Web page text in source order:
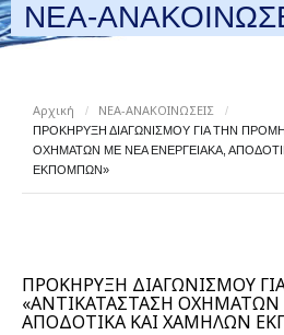
ΝΕΑ-
Αρχική / ΝΕΑ-ΑΝΑΚΟΙΝΩΣΕΙΣ
/
ΠΡΟΚΗΡΥΞΗ ΔΙΑΓΩΝΙΣΜΟΥ ΓΙΑ ΤΗΝ
ΟΧΗΜΑΤΩΝ ΜΕ ΝΕΑ ΕΝΕΡΓΕΙΑΚΑ,
ΕΚΠΟΜΠΩΝ»
ΠΡΟΚΗΡΥΞΗ ΔΙΑΓΩΝΙΣΜΟΥ
«ΑΝΤΙΚΑΤΑΣΤΑΣΗ ΟΧΗΜΑΤΩΝ
ΑΠΟΔΟΤΙΚΑ ΚΑΙ ΧΑΜΗΛΩΝ